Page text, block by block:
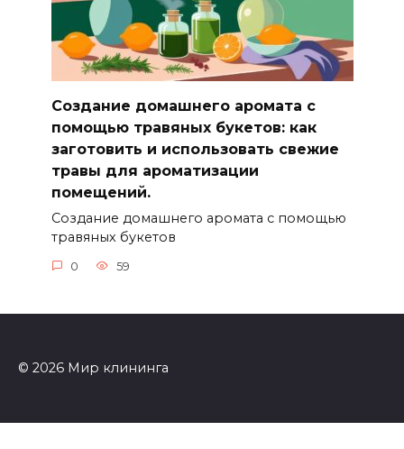
Создание домашнего аромата с
помощью травяных букетов: как
заготовить и использовать свежие
травы для ароматизации
помещений.
Создание домашнего аромата с помощью
травяных букетов
0 59
© 2026 Мир клининга